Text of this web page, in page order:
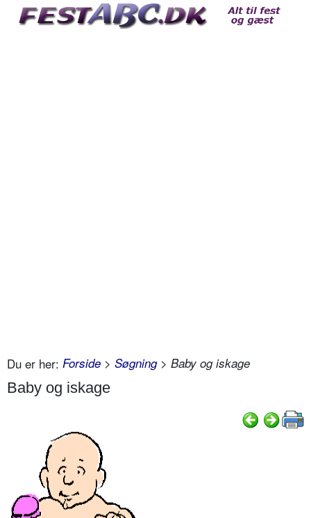
Du er her: Forside > Søgning> Baby og iskage
Baby og iskage